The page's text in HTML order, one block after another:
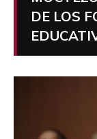
DE LOS